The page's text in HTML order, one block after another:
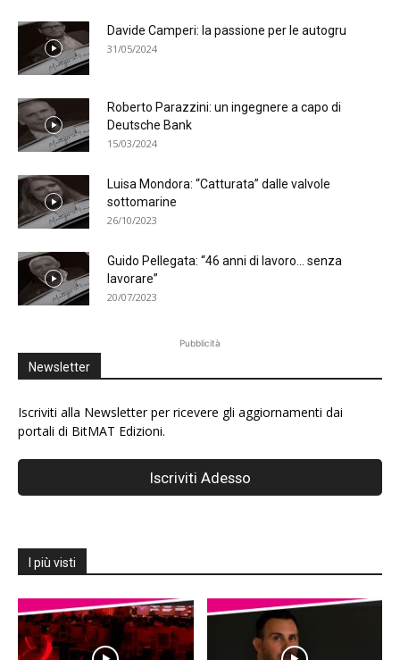
Davide Camperi: la passione per le autogru
31/05/2024
Roberto Parazzini: un ingegnere a capo di
Deutsche Bank
15/03/2024
Luisa Mondora: “Catturata” dalle valvole
sottomarine
26/10/2023
Guido Pellegata: “46 anni di lavoro… senza
lavorare”
20/07/2023
Pubblicità
Newsletter
Iscriviti alla Newsletter per ricevere gli aggiornamenti dai
portali di BitMAT Edizioni.
I più visti